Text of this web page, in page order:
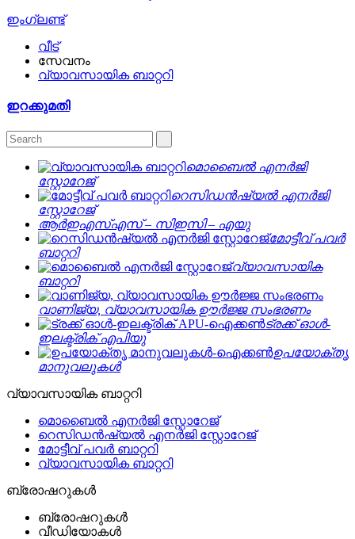
ഇംഗ്ലണ്ട്
വീട്
സേവനം
വ്യാവസായിക ബാറ്ററി
ഇറക്കുമതി
മൊബൈൽ എനർജി
സ്റ്റോറേജ്
റെസിഡൻഷ്യൽ എനർജി
സ്റ്റോറേജ്
ആർഇഎസ്എസ് – സിഇസി – എയു
മോട്ടീവ് പവർ
ബാറ്ററി
വ്യാവസായിക
ബാറ്ററി
വാണിജ്യ, വ്യാവസായിക ഊർജ്ജ സംഭരണം
ട്രക്ക് ഓൾ-
ഇലക്ട്രിക് എപിയു
ഉപയോക്തൃ
മാനുവലുകൾ
വ്യാവസായിക ബാറ്ററി
മൊബൈൽ എനർജി സ്റ്റോറേജ്
റെസിഡൻഷ്യൽ എനർജി സ്റ്റോറേജ്
മോട്ടീവ് പവർ ബാറ്ററി
വ്യാവസായിക ബാറ്ററി
ബ്രോഷറുകൾ
ബ്രോഷറുകൾ
വീഡിയോകൾ